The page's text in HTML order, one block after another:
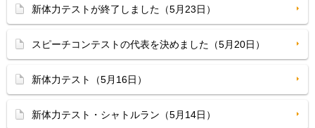
新体力テストが終了しました（5月23日）
スピーチコンテストの代表を決めました（5月20日）
新体力テスト（5月16日）
新体力テスト・シャトルラン（5月14日）